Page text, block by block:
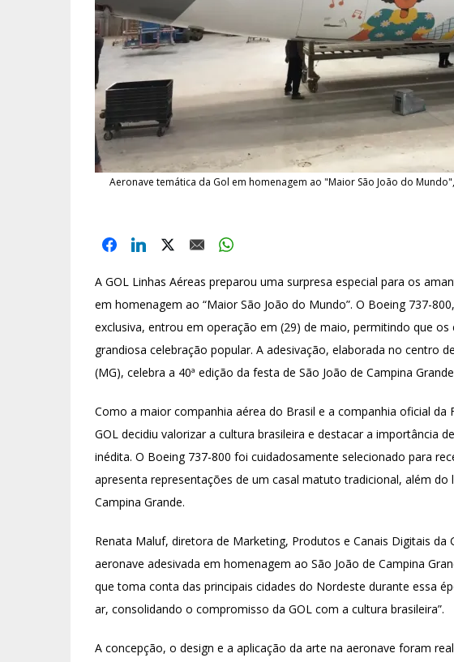
Aeronave temática da Gol em homenagem ao "Maior São João do
A GOL Linhas Aéreas preparou uma surpresa especial para os
em homenagem ao “Maior São João do Mundo”. O Boeing 737-
exclusiva, entrou em operação em (29) de maio, permitindo que
grandiosa celebração popular. A adesivação, elaborada no centro
(MG), celebra a 40ª edição da festa de São João de Campina
Como a maior companhia aérea do Brasil e a companhia oficial da
GOL decidiu valorizar a cultura brasileira e destacar a importância
inédita. O Boeing 737-800 foi cuidadosamente selecionado para
apresenta representações de um casal matuto tradicional, além
Campina Grande.
Renata Maluf, diretora de Marketing, Produtos e Canais Digitais da
aeronave adesivada em homenagem ao São João de Campina
que toma conta das principais cidades do Nordeste durante essa
ar, consolidando o compromisso da GOL com a cultura brasileira”.
A concepção, o design e a aplicação da arte na aeronave foram